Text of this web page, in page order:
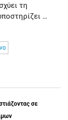
τη
τη
σε